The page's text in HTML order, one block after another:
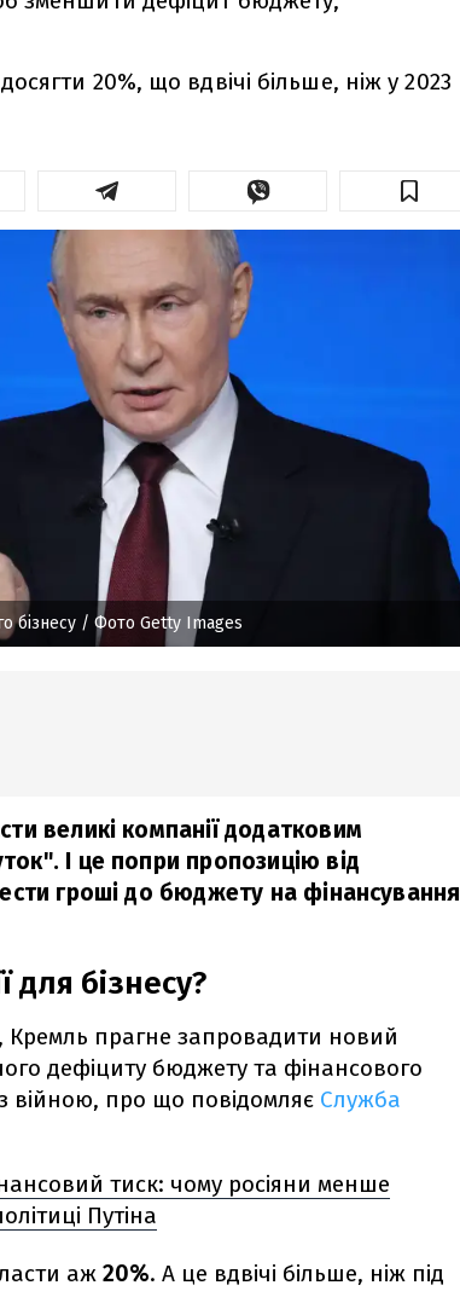
20%, що вдвічі більше, ніж у 2023
бізнесу / Фото Getty Images
великі компанії додатковим
І це попри пропозицію від
гроші до бюджету на фінансування
для бізнесу?
Кремль прагне запровадити новий
дефіциту бюджету та фінансового
війною, про що повідомляє Служба
тиск: чому росіяни менше
Путіна
аж 20%. А це вдвічі більше, ніж під